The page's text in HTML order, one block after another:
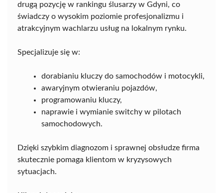
drugą pozycję w rankingu ślusarzy w Gdyni, co
świadczy o wysokim poziomie profesjonalizmu i
atrakcyjnym wachlarzu usług na lokalnym rynku.
Specjalizuje się w:
dorabianiu kluczy do samochodów i motocykli,
awaryjnym otwieraniu pojazdów,
programowaniu kluczy,
naprawie i wymianie switchy w pilotach
samochodowych.
Dzięki szybkim diagnozom i sprawnej obsłudze firma
skutecznie pomaga klientom w kryzysowych
sytuacjach.